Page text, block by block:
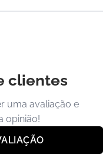
clientes
uma avaliação e
opinião!